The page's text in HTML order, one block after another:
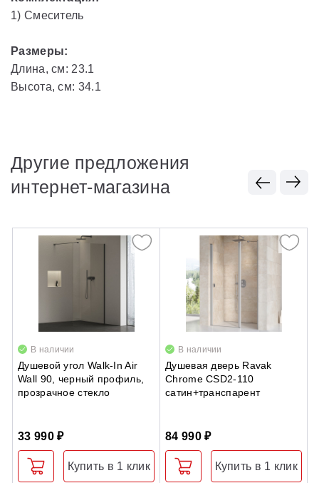
1) Смеситель
Размеры:
Длина, см: 23.1
Высота, см: 34.1
Другие предложения
интернет-магазина
В наличии
Душевой угол Walk-In Air
Wall 90, черный профиль,
прозрачное стекло
33 990 ₽
Купить в 1 клик
В наличии
Душевая дверь Ravak
Chrome CSD2-110
сатин+транспарент
84 990 ₽
Купить в 1 клик